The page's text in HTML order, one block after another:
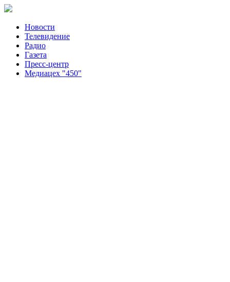
Новости
Телевидение
Радио
Газета
Пресс-центр
Медиацех "450"